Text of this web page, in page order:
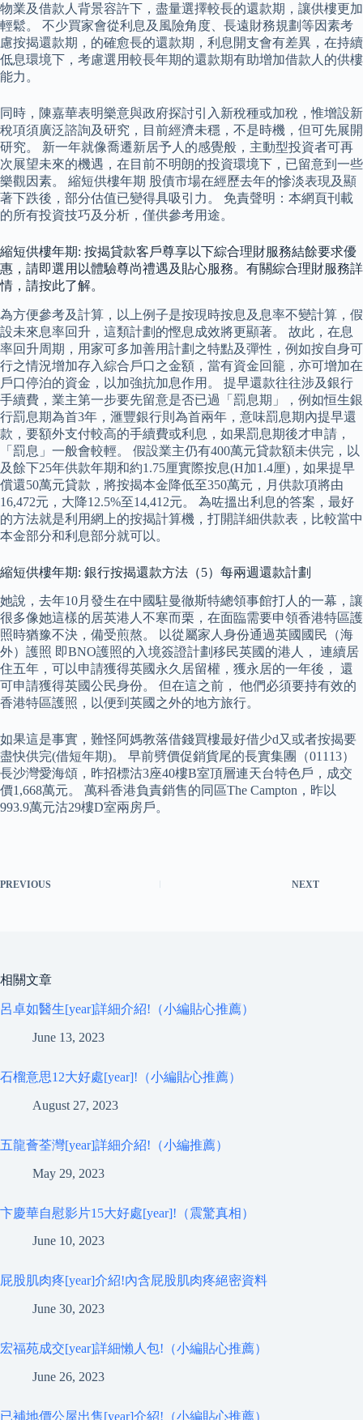
物業及借款人背景容許下，盡量選擇較長的還款期，讓供樓更加
輕鬆。 不少買家會從利息及風險角度、長遠財務規劃等因素考
慮按揭還款期，的確愈長的還款期，利息開支會有差異，在持續
低息環境下，考慮選用較長年期的還款期有助增加借款人的供樓
能力。
同時，陳嘉華表明樂意與政府探討引入新稅種或加稅，惟增設新
稅項須廣泛諮詢及研究，目前經濟未穩，不是時機，但可先展開
研究。 新一年就像喬遷新居予人的感覺般，主動型投資者可再
次展望未來的機遇，在目前不明朗的投資環境下，已留意到一些
樂觀因素。 縮短供樓年期 股債市場在經歷去年的慘淡表現及顯
著下跌後，部分估值已變得具吸引力。 免責聲明：本網頁刊載
的所有投資技巧及分析，僅供參考用途。
縮短供樓年期: 按揭貸款客戶尊享以下綜合理財服務結餘要求優
惠，請即選用以體驗尊尚禮遇及貼心服務。有關綜合理財服務詳
情，請按此了解。
為方便參考及計算，以上例子是按現時按息及息率不變計算，假
設未來息率回升，這類計劃的慳息成效將更顯著。 故此，在息
率回升周期，用家可多加善用計劃之特點及彈性，例如按自身可
行之情況增加存入綜合戶口之金額，當有資金回籠，亦可增加在
戶口停泊的資金，以加強抗加息作用。 提早還款往往涉及銀行
手續費，業主第一步要先留意是否已過「罰息期」，例如恒生銀
行罰息期為首3年，滙豐銀行則為首兩年，意味罰息期內提早還
款，要額外支付較高的手續費或利息，如果罰息期後才申請，
「罰息」一般會較輕。 假設業主仍有400萬元貸款額未供完，以
及餘下25年供款年期和約1.75厘實際按息(H加1.4厘)，如果提早
償還50萬元貸款，將按揭本金降低至350萬元，月供款項將由
16,472元，大降12.5%至14,412元。 為咗搵出利息的答案，最好
的方法就是利用網上的按揭計算機，打開詳細供款表，比較當中
本金部分和利息部分就可以。
縮短供樓年期: 銀行按揭還款方法（5）每兩週還款計劃
她說，去年10月發生在中國駐曼徹斯特總領事館打人的一幕，讓
很多像她這樣的居英港人不寒而栗，在面臨需要申領香港特區護
照時猶豫不決，備受煎熬。 以從屬家人身份通過英國國民（海
外）護照 即BNO護照的入境簽證計劃移民英國的港人， 連續居
住五年，可以申請獲得英國永久居留權，獲永居的一年後， 還
可申請獲得英國公民身份。 但在這之前， 他們必須要持有效的
香港特區護照，以便到英國之外的地方旅行。
如果這是事實，難怪阿媽教落借錢買樓最好借少d又或者按揭要
盡快供完(借短年期)。 早前劈價促銷貨尾的長實集團（01113）
長沙灣愛海頌，昨招標沽3座40樓B室頂層連天台特色戶，成交
價1,668萬元。 萬科香港負責銷售的同區The Campton，昨以
993.9萬元沽29樓D室兩房戶。
PREVIOUS NEXT
相關文章
呂卓如醫生[year]詳細介紹!（小編貼心推薦）
June 13, 2023
石榴意思12大好處[year]!（小編貼心推薦）
August 27, 2023
五龍薈荃灣[year]詳細介紹!（小編推薦）
May 29, 2023
卞慶華自慰影片15大好處[year]!（震驚真相）
June 10, 2023
屁股肌肉疼[year]介紹!內含屁股肌肉疼絕密資料
June 30, 2023
宏福苑成交[year]詳細懶人包!（小編貼心推薦）
June 26, 2023
已補地價公屋出售[year]介紹!（小編貼心推薦）